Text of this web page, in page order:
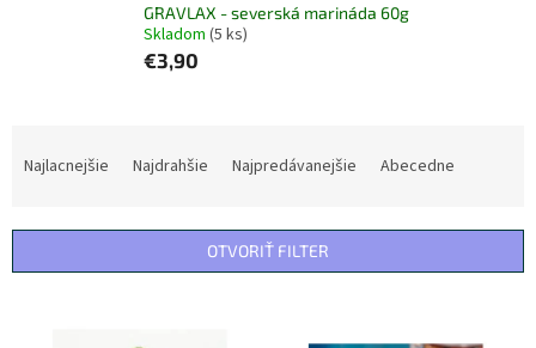
GRAVLAX - severská marináda 60g
Skladom (5 ks)
€3,90
i
Najlacnejšie Najdrahšie Najpredávanejšie Abecedne
OTVORIŤ FILTER